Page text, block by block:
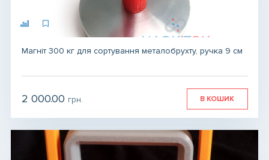
Магніт 300 кг для сортування металобрухту, ручка 9 см
2 000.00 грн. В КОШИК